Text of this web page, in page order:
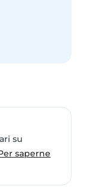
su
saperne